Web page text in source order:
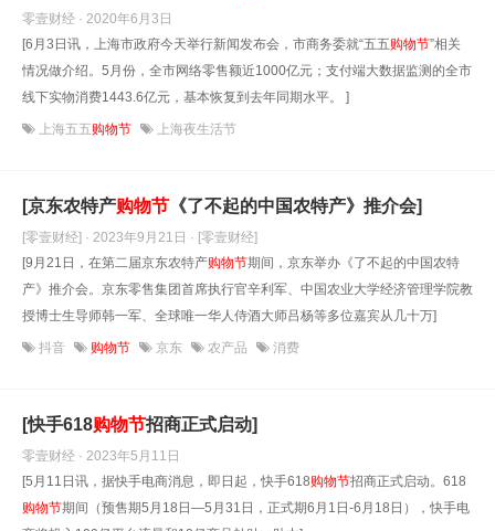
零壹财经 · 2020年6月3日
[6月3日讯，上海市政府今天举行新闻发布会，市商务委就“五五购物节”相关
情况做介绍。5月份，全市网络零售额近1000亿元；支付端大数据监测的全市
线下实物消费1443.6亿元，基本恢复到去年同期水平。 ]
上海五五购物节 上海夜生活节
[京东农特产购物节 《了不起的中国农特产》推介会]
[零壹财经] · 2023年9月21日 · [零壹财经]
[9月21日，在第二届京东农特产购物节期间，京东举办《了不起的中国农特
产》推介会。京东零售集团首席执行官辛利军、中国农业大学经济管理学院教
授博士生导师韩一军、全球唯一华人侍酒大师吕杨等多位嘉宾从几十万]
抖音 购物节 京东 农产品 消费
[快手618购物节招商正式启动]
零壹财经 · 2023年5月11日
[5月11日讯，据快手电商消息，即日起，快手618购物节招商正式启动。618
购物节期间（预售期5月18日—5月31日，正式期6月1日-6月18日），快手电